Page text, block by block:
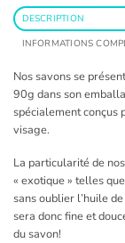
DESCRIPTION
INFORMATIONS
Nos savons se
90g dans son
spécialement conçus
visage.
La particularité de
« exotique » telles
sans oublier l’huile
sera donc fine et
du savon!